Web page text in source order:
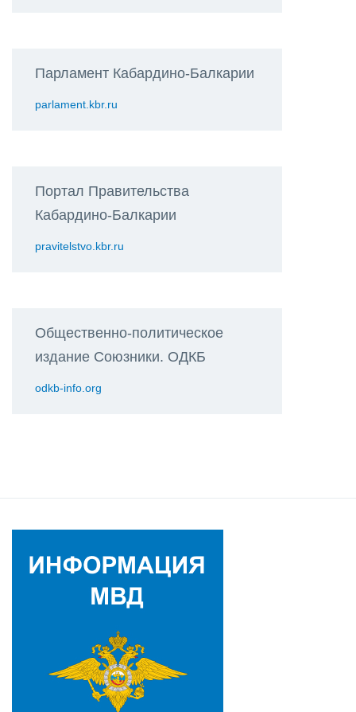
Парламент Кабардино-Балкарии
parlament.kbr.ru
Портал Правительства
Кабардино-Балкарии
pravitelstvo.kbr.ru
Общественно-политическое
издание Союзники. ОДКБ
odkb-info.org